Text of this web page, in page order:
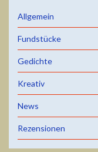
Allgemein
Fundstücke
Gedichte
Kreativ
News
Rezensionen